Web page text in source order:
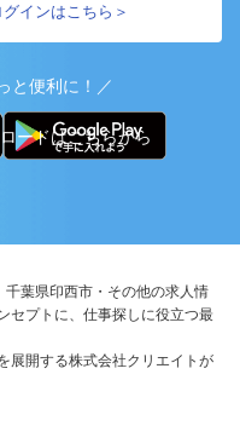
インはこちら＞
と便利に！／
ードはこちらから
千葉県印西市・その他の求人情
セプトに、仕事探しに役立つ最
展開する株式会社クリエイトが